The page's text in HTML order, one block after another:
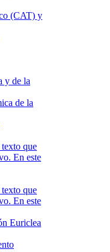
(CAT) y
y de la
de la
Euriclea